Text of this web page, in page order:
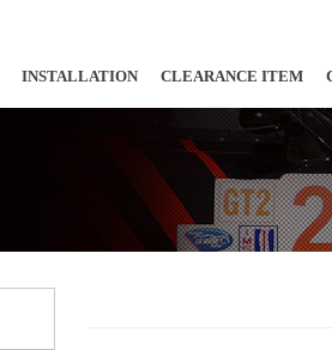
INSTALLATION CLEARANCE ITEM